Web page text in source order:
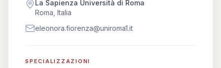
La Sapienza Università di Roma
Roma, Italia
eleonora.fiorenza@uniroma1.it
SPECIALIZZAZIONI